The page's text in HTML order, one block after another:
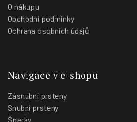
O nákupu
Obchodní podmínky
Ochrana osobních údajů
Navigace v e-shopu
Zásnubní prsteny
Snubní prsteny
Šperky